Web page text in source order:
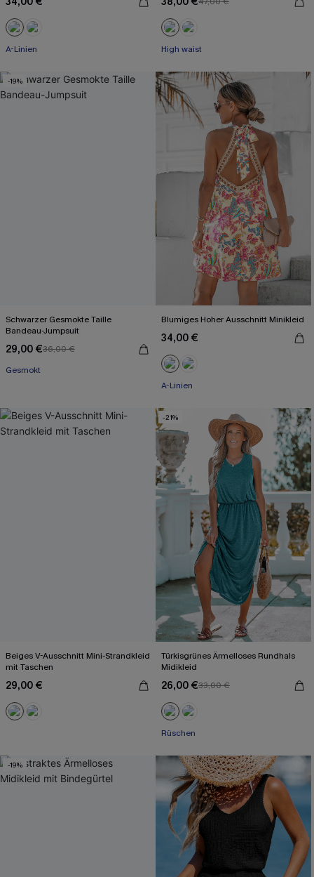
A-Linien High waist
-19%
Schwarzer Gesmokte Taille
Bandeau-Jumpsuit
29,00 €36,00 €
Gesmokt
Blumiges Hoher Ausschnitt Minikleid
34,00 €
A-Linien
Beiges V-Ausschnitt Mini-Strandkleid
mit Taschen
29,00 €
-21%
Türkisgrünes Ärmelloses Rundhals
Midikleid
26,00 €33,00 €
Rüschen
-19%